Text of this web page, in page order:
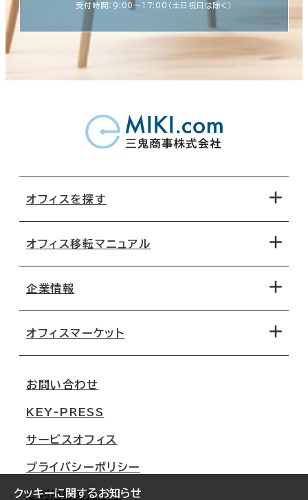
クッキーに関するお知らせ
受付時間：9:00〜17:00（土日祝日は除く）
オフィスを探す
地図から探す
路線・駅から探す
オフィス移転マニュアル
移転コストシミュレーション
移転スケジュール
オフィス移転Q&A
企業情報
オフィスマーケット
大阪
名古屋
札幌
仙台
お問い合わせ
KEY-PRESS
サービスオフィス
プライバシーポリシー
ご利用にあたって